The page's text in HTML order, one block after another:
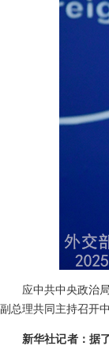
应中共中央政治
副总理共同主持召开
新华社记者：据